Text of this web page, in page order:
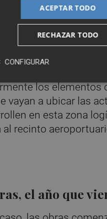
de la iniciativa
como es lógico,
y casi la mitad (8
en las partidas de
sí, a todo ello
los elementos
vayan a ubicar las
en esta zona
al recinto
el año que
ACEPTAR TODO
RECHAZAR TODO
CONFIGURAR